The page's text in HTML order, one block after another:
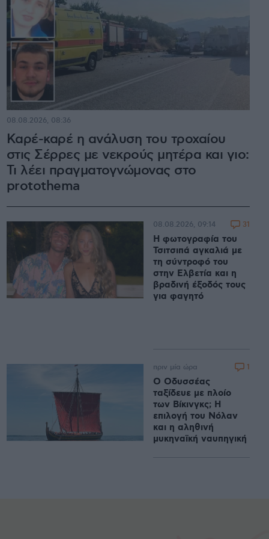
Καρέ-καρέ η ανάλυση του τροχαίου
στις Σέρρες με νεκρούς μητέρα και γιο:
Τι λέει πραγματογνώμονας στο
protothema
08.08.2026, 08:36
Η φωτογραφία του
Τσιτσιπά αγκαλιά με
τη σύντροφό του
στην Ελβετία και η
βραδινή έξοδός τους
για φαγητό
08.08.2026, 09:14 31
Ο Οδυσσέας
ταξίδευε με πλοίο
των Βίκινγκς; Η
επιλογή του Νόλαν
και η αληθινή
μυκηναϊκή ναυπηγική
πριν μία ώρα 1